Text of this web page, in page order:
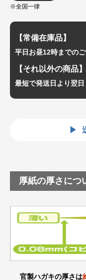
※全国一律
【常備在庫品】
平日お昼12時までの
【それ以外の商品】
最短で発送日より翌
厚紙の厚さにつ
官製ハガキの厚さは